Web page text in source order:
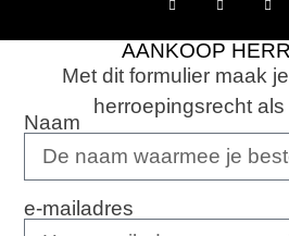
AANKOOP
Met dit formulier maak
herroepingsrecht
Naam
e-mailadres